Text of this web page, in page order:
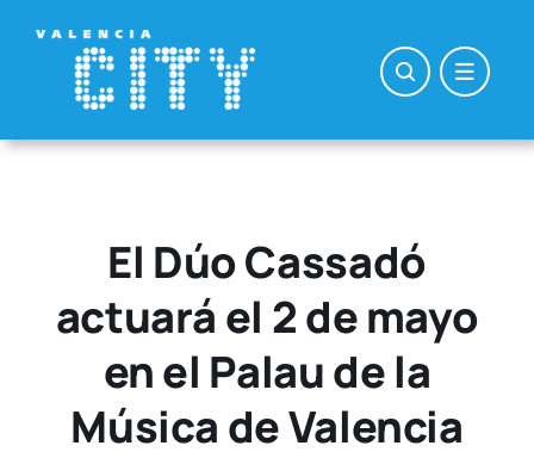
contenido
El Dúo Cassadó
actuará el 2 de mayo
en el Palau de la
Música de Valencia